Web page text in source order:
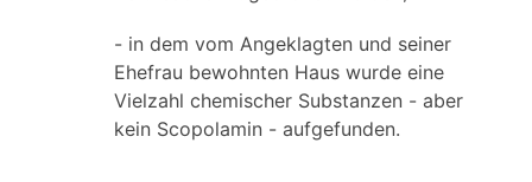
- in dem vom Angeklagten und seiner
Ehefrau bewohnten Haus wurde eine
Vielzahl chemischer Substanzen - aber
kein Scopolamin - aufgefunden.